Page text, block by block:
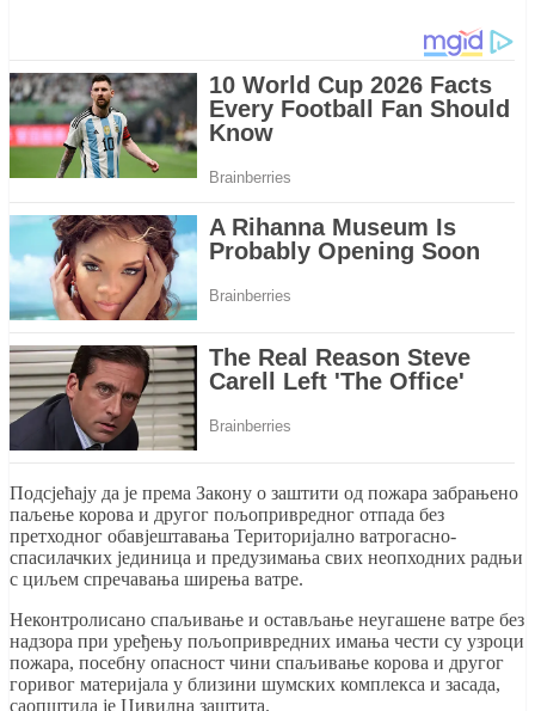
Подсјећају да је према Закону о заштити од пожара забрањено
паљење корова и другог пољопривредног отпада без
претходног обавјештавања Територијално ватрогасно-
спасилачких јединица и предузимања свих неопходних радњи
с циљем спречавања ширења ватре.
Неконтролисано спаљивање и остављање неугашене ватре без
надзора при уређењу пољопривредних имања чести су узроци
пожара, посебну опасност чини спаљивање корова и другог
горивог материјала у близини шумских комплекса и засада,
саопштила је Цивилна заштита.